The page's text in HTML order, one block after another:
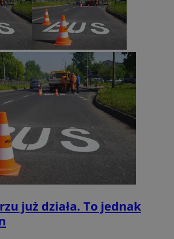
już działa. To jednak